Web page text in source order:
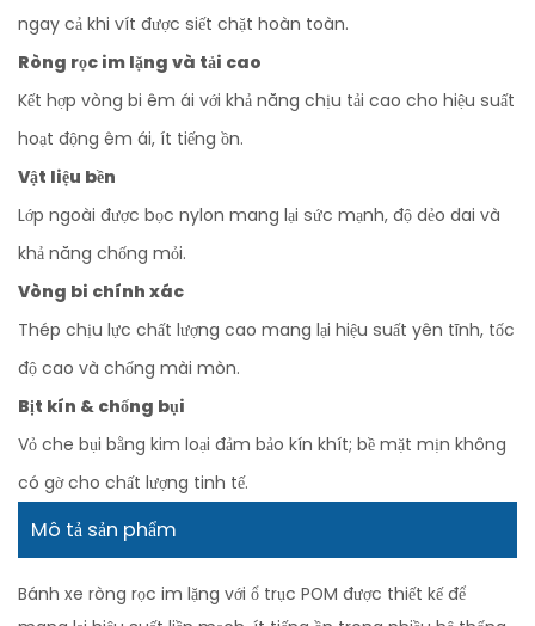
ngay cả khi vít được siết chặt hoàn toàn.
Ròng rọc im lặng và tải cao
Kết hợp vòng bi êm ái với khả năng chịu tải cao cho hiệu suất
hoạt động êm ái, ít tiếng ồn.
Vật liệu bền
Lớp ngoài được bọc nylon mang lại sức mạnh, độ dẻo dai và
khả năng chống mỏi.
Vòng bi chính xác
Thép chịu lực chất lượng cao mang lại hiệu suất yên tĩnh, tốc
độ cao và chống mài mòn.
Bịt kín & chống bụi
Vỏ che bụi bằng kim loại đảm bảo kín khít; bề mặt mịn không
có gờ cho chất lượng tinh tế.
Mô tả sản phẩm
Bánh xe ròng rọc im lặng với ổ trục POM được thiết kế để